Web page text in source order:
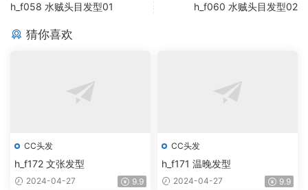
h_f058 水贼头目发型01 h_f060 水贼头目发型02
猜你喜欢
CC头发
h_f172 文张发型
2024-04-27 9.9
CC头发
h_f171 温晚发型
2024-04-27 9.9